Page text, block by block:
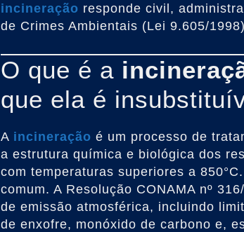
incineração responde civil,
de Crimes Ambientais (Lei 9.605/
O que é a
que ela é
A incineração é um processo de
a estrutura química e biológica dos
com temperaturas superiores a
comum. A Resolução CONAMA nº
de emissão atmosférica, incluindo
de enxofre, monóxido de carbono e,